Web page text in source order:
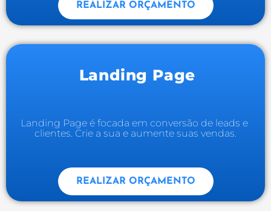
REALIZAR ORÇAMENTO
Landing Page
Landing Page é focada em conversão de leads e
clientes. Crie a sua e aumente suas vendas.
REALIZAR ORÇAMENTO